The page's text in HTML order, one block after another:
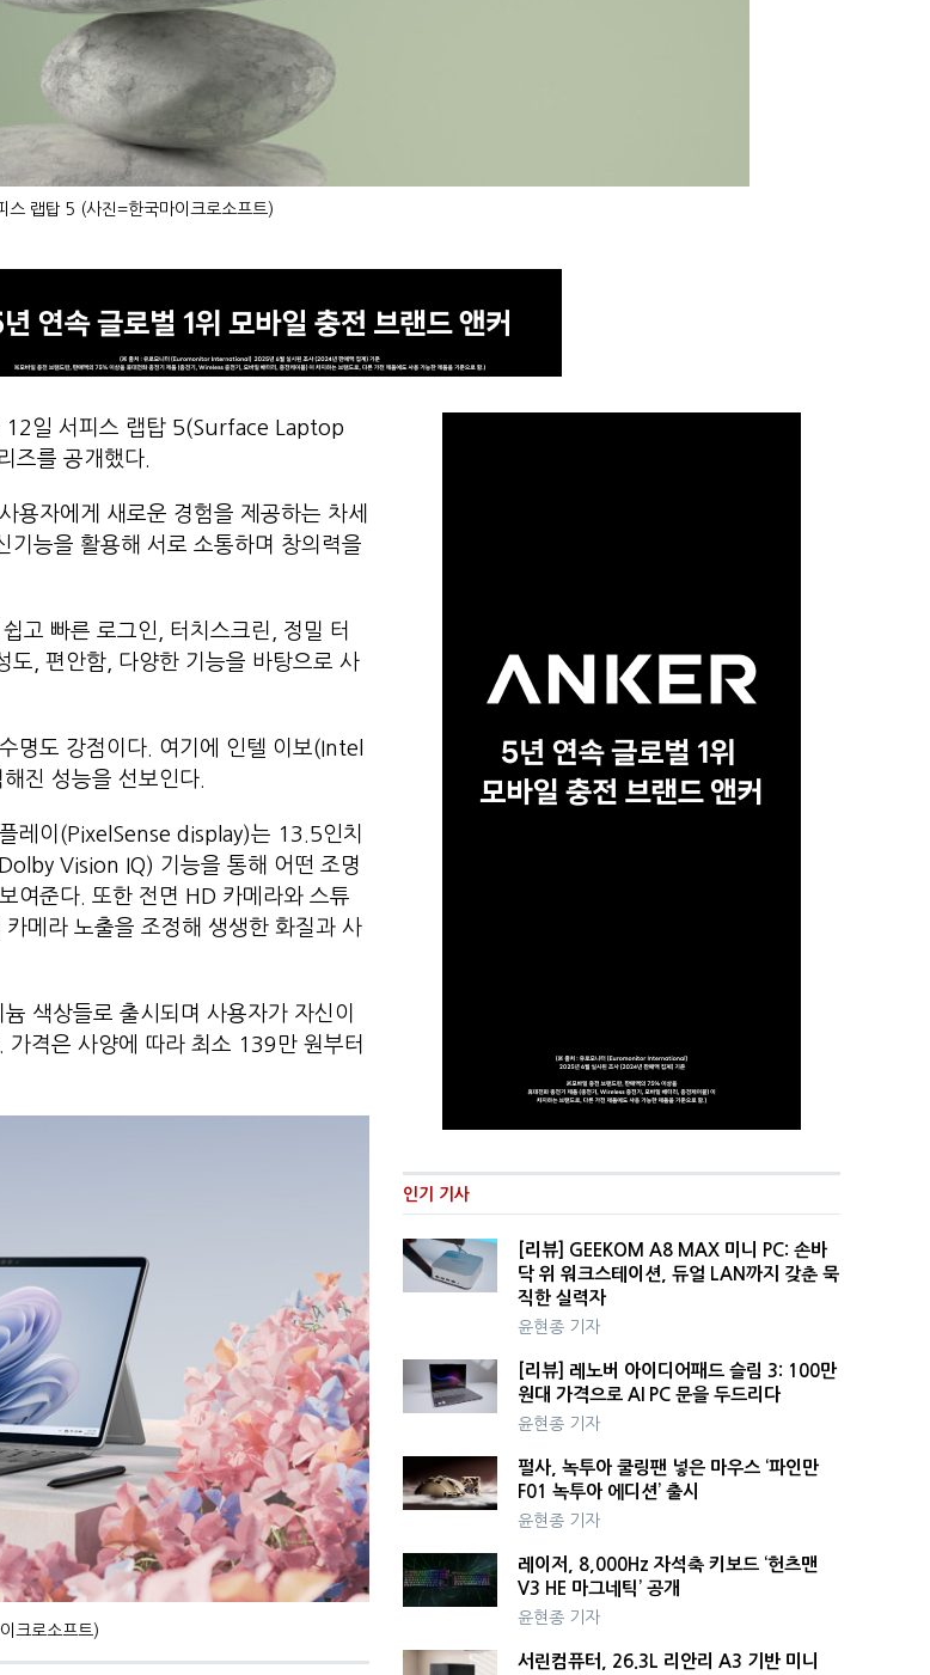
스 랩탑 5 (사진=한국마이크로소프트)
12일 서피스 랩탑 5(Surface Laptop
즈를 공개했다.
용자에게 새로운 경험을 제공하는 차세
기능을 활용해 서로 소통하며 창의력을
고 빠른 로그인, 터치스크린, 정밀 터
도, 편안함, 다양한 기능을 바탕으로 사
명도 강점이다. 여기에 인텔 이보(Intel
해진 성능을 선보인다.
레이(PixelSense display)는 13.5인치
Vision IQ) 기능을 통해 어떤 조명
여준다. 또한 전면 HD 카메라와 스튜
메라 노출을 조정해 생생한 화질과 사
색상들로 출시되며 사용자가 자신이
격은 사양에 따라 최소 139만 원부터
크로소프트)
인기 기사
[리뷰] GEEKOM A8 MAX 미니 PC: 손바
닥 위 워크스테이션, 듀얼 LAN까지 갖춘 묵
직한 실력자
윤현종 기자
[리뷰] 레노버 아이디어패드 슬림 3: 100만
원대 가격으로 AI PC 문을 두드리다
윤현종 기자
펄사, 녹투아 쿨링팬 넣은 마우스 ‘파인만
F01 녹투아 에디션’ 출시
윤현종 기자
레이저, 8,000Hz 자석축 키보드 ‘헌츠맨
V3 HE 마그네틱’ 공개
윤현종 기자
서린컴퓨터, 26.3L 리안리 A3 기반 미니